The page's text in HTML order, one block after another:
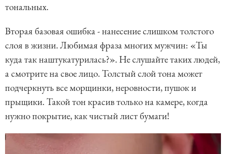
тональных.
Вторая базовая ошибка - нанесение слишком толстого
слоя в жизни. Любимая фраза многих мужчин: «Ты
куда так наштукатурилась?». Не слушайте таких людей,
а смотрите на свое лицо. Толстый слой тона может
подчеркнуть все морщинки, неровности, пушок и
прыщики. Такой тон красив только на камере, когда
нужно покрытие, как чистый лист бумаги!